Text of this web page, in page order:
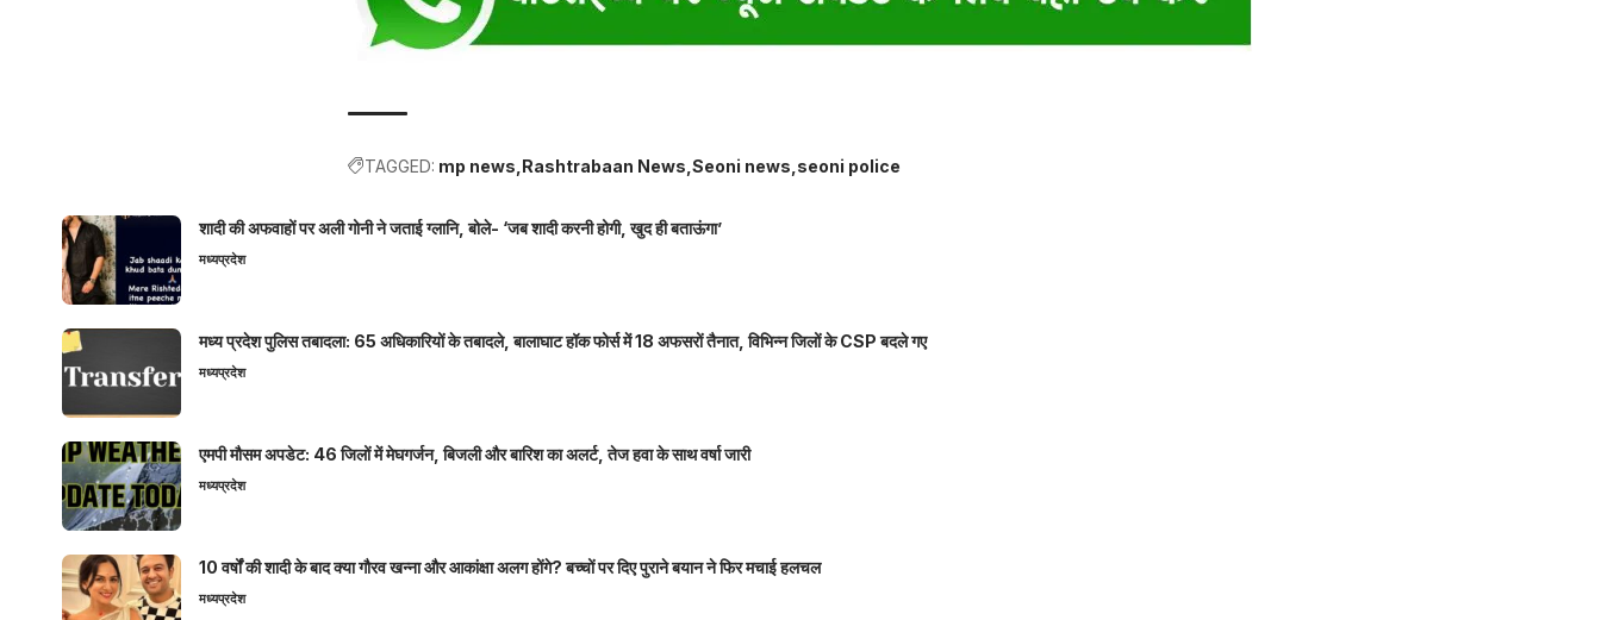
TAGGED: mp news Rashtrabaan News Seoni news seoni police
शादी की अफवाहों पर अली गोनी ने जताई ग्लानि, बोले- ‘जब शादी करनी होगी, खुद ही बताऊंगा’
मध्यप्रदेश
मध्य प्रदेश पुलिस तबादला: 65 अधिकारियों के तबादले, बालाघाट हॉक फोर्स में 18 अफसरों तैनात, विभिन्न जिलों के CSP बदले गए
मध्यप्रदेश
एमपी मौसम अपडेट: 46 जिलों में मेघगर्जन, बिजली और बारिश का अलर्ट, तेज हवा के साथ वर्षा जारी
मध्यप्रदेश
10 वर्षों की शादी के बाद क्या गौरव खन्ना और आकांक्षा अलग होंगे? बच्चों पर दिए पुराने बयान ने फिर मचाई हलचल
मध्यप्रदेश